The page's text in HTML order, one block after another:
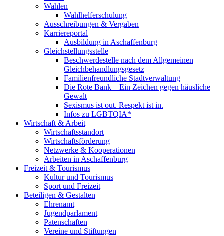
Wahlen
Wahlhelferschulung
Ausschreibungen & Vergaben
Karriereportal
Ausbildung in Aschaffenburg
Gleichstellungsstelle
Beschwerdestelle nach dem Allgemeinen
Gleichbehandlungsgesetz
Familienfreundliche Stadtverwaltung
Die Rote Bank – Ein Zeichen gegen häusliche
Gewalt
Sexismus ist out. Respekt ist in.
Infos zu LGBTQIA*
Wirtschaft & Arbeit
Wirtschaftsstandort
Wirtschaftsförderung
Netzwerke & Kooperationen
Arbeiten in Aschaffenburg
Freizeit & Tourismus
Kultur und Tourismus
Sport und Freizeit
Beteiligen & Gestalten
Ehrenamt
Jugendparlament
Patenschaften
Vereine und Stiftungen